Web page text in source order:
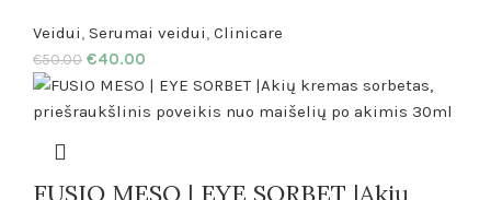
Veidui, Serumai veidui, Clinicare
€50.00 €40.00